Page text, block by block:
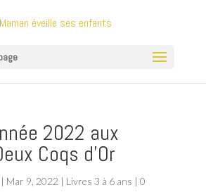
2022 aux
Coqs d’Or
| Mar 9, 2022 | Livres 3 à 6 ans | 0